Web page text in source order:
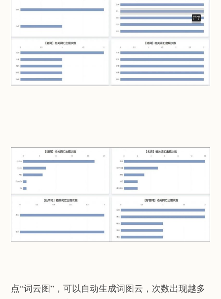
点“词云图”，可以自动生成词图云，次数出现越多